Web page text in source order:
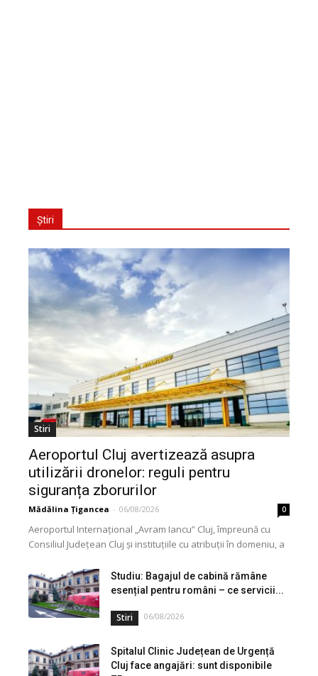
Știri
Stiri
Aeroportul Cluj avertizează asupra
utilizării dronelor: reguli pentru
siguranța zborurilor
Mădălina Țigancea - 06/08/2026 0
Aeroportul Internațional „Avram Iancu” Cluj, împreună cu
Consiliul Județean Cluj și instituțiile cu atribuții în domeniu, a
Studiu: Bagajul de cabină rămâne
esențial pentru români – ce servicii...
Stiri 06/08/2026
Spitalul Clinic Județean de Urgență
Cluj face angajări: sunt disponibile